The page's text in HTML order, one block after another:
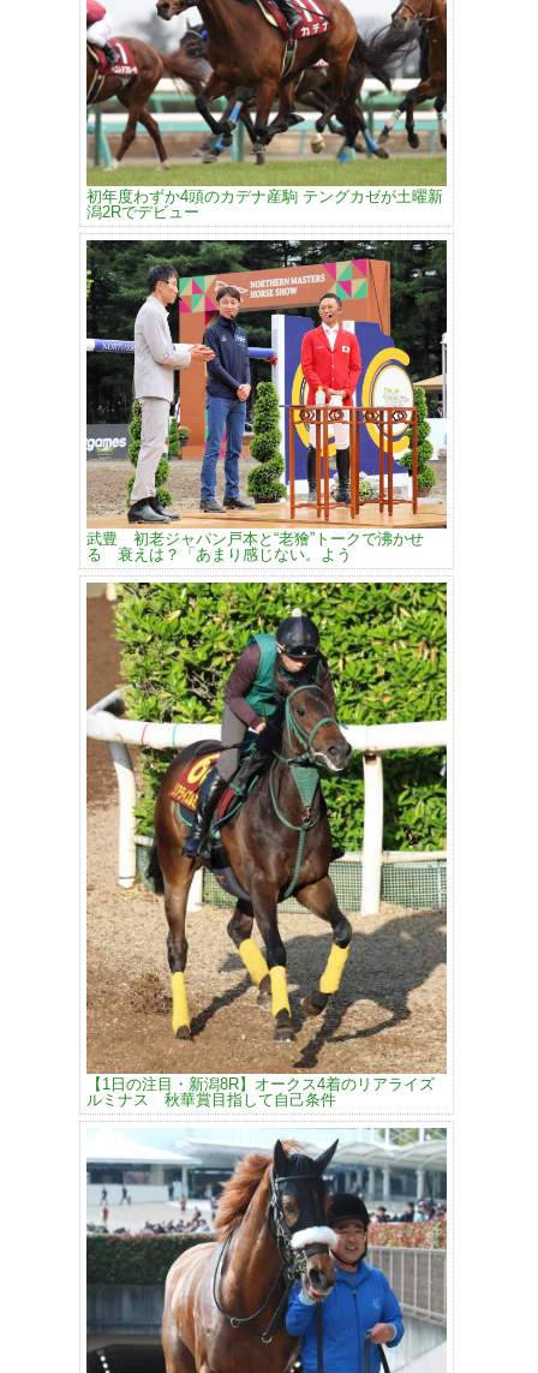
初年度わずか4頭のカデナ産駒 テングカゼが土曜新
潟2Rでデビュー
武豊 初老ジャパン戸本と“老獪”トークで沸かせ
る 衰えは？「あまり感じない。よう
【1日の注目・新潟8R】オークス4着のリアライズ
ルミナス 秋華賞目指して自己条件